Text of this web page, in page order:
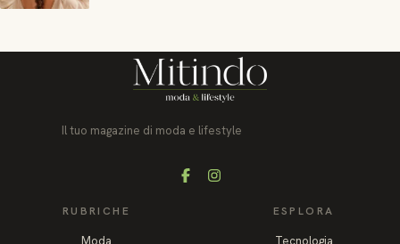
Il tuo magazine di moda e lifestyle
FacebookInstagram
RUBRICHE
Moda
ESPLORA
Tecnologia